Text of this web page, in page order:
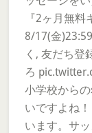
『2ヶ月無料
8/17(金
く, 友だち登
ろ
小学校から
いですよね
います。サ